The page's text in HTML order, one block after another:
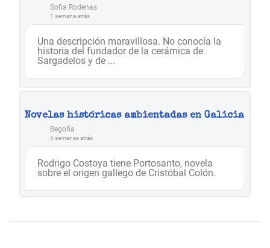
Sofia Rodenas
1 semana atrás
Una descripción maravillosa. No conocía la
historia del fundador de la cerámica de
Sargadelos y de ...
Novelas históricas ambientadas en Galicia
Begoña
4 semanas atrás
Rodrigo Costoya tiene Portosanto, novela
sobre el origen gallego de Cristóbal Colón.